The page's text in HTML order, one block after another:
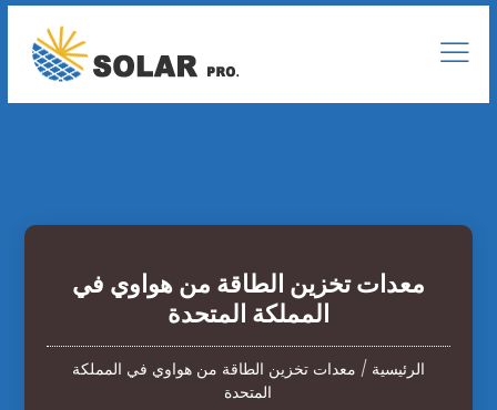
معدات تخزين الطاقة من هواوي في
المملكة المتحدة
الرئيسية / معدات تخزين الطاقة من هواوي في المملكة
المتحدة